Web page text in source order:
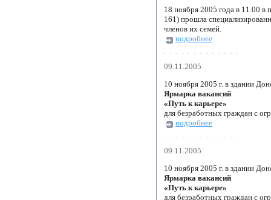
18 ноября 2005 года в 11.00 в
161) прошла
членов их семей.
подробнее
09.11.2005
10 ноября 2005 г. в здании
Ярмарка вакансий
«Путь к карьере»
для безработных граждан с
подробнее
09.11.2005
10 ноября 2005 г. в здании
Ярмарка вакансий
«Путь к карьере»
для безработных граждан с